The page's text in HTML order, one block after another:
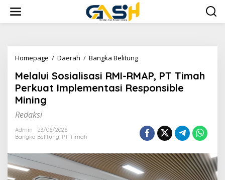
konten
Homepage / Daerah / Bangka BelitungMelalui
RMI-
RMAP,
PT
Responsible
Mining
Melalui Sosialisasi RMI-RMAP, PT Timah
Perkuat Implementasi Responsible
Mining
Redaksi
Admin
23/06/2026
Bangka Belitung, PT Timah